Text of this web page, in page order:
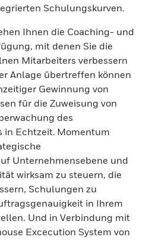
Schulungskurven.
Ihnen die Coaching- und
mit denen Sie die
Mitarbeiters verbessern
Anlage übertreffen können
Gewinnung von
für die Zuweisung von
des
Echtzeit. Momentum
Unternehmensebene und
wirksam zu steuern, die
Schulungen zu
in Ihrem
Und in Verbindung mit
Excecution System von